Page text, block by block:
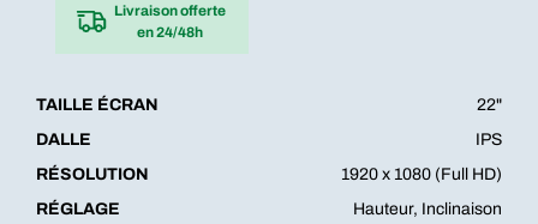
Livraison offerte
en 24/48h
TAILLE ÉCRAN
22"
DALLE
IPS
RÉSOLUTION
1920 x 1080 (Full HD)
RÉGLAGE
Hauteur, Inclinaison